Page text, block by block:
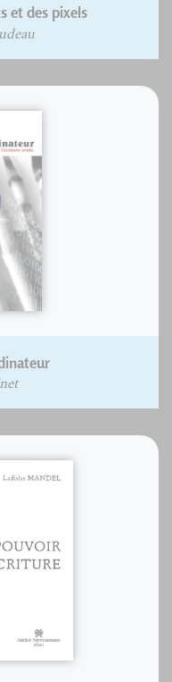
et des pixels